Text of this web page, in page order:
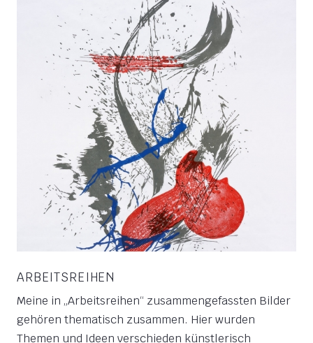
ARBEITSREIHEN
Meine in „Arbeitsreihen“ zusammengefassten Bilder
gehören thematisch zusammen. Hier wurden
Themen und Ideen verschieden künstlerisch